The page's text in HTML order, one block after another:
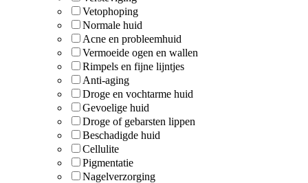
Vetophoping
Normale huid
Acne en probleemhuid
Vermoeide ogen en wallen
Rimpels en fijne lijntjes
Anti-aging
Droge en vochtarme huid
Gevoelige huid
Droge of gebarsten lippen
Beschadigde huid
Cellulite
Pigmentatie
Nagelverzorging